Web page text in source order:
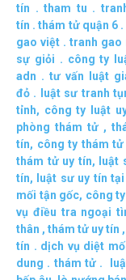
tín .tham tu .
tín .thám tử quận 6 .
gao việt .tranh gao
sự giỏi . công ty
adn . tư vấn luật
đỏ . luật sư tranh
tỉnh, công ty luật
phòng thám tử,
tín, công ty thám tử
thám tử uy tín, luật
tín, luật sư uy tín
mối tận gốc, công
vụ điều tra ngoại
thân , thám tử uy tín ,
tín . dịch vụ diệt
dung . thám tử.